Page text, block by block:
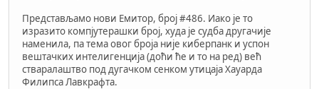
Представљамо нови Емитор, број #486. Иако је то
изразито компјутерашки број, худа је судба другачије
наменила, па тема овог броја није киберпанк и успон
вештачких интелигенција (доћи ће и то на ред) већ
стваралаштво под дугачком сенком утицаја Хауарда
Филипса Лавкрафта.